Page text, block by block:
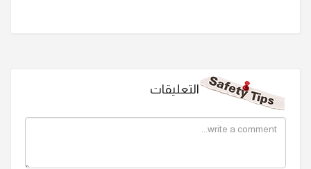
التعليقات